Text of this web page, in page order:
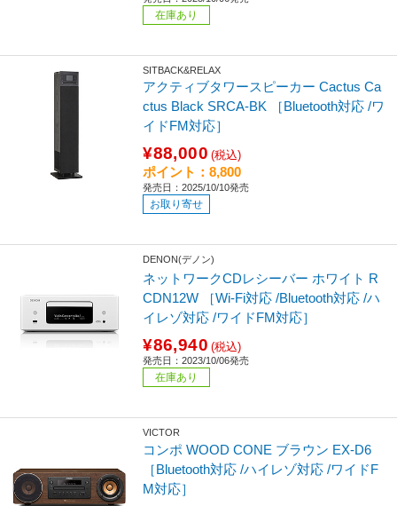
在庫あり
SITBACK&RELAX
アクティブタワースピーカー Cactus Ca
ctus Black SRCA-BK ［Bluetooth対応 /ワ
イドFM対応］
¥88,000 (税込)
ポイント：8,800
発売日：2025/10/10発売
お取り寄せ
DENON(デノン)
ネットワークCDレシーバー ホワイト R
CDN12W ［Wi-Fi対応 /Bluetooth対応 /ハ
イレゾ対応 /ワイドFM対応］
¥86,940 (税込)
発売日：2023/10/06発売
在庫あり
VICTOR
コンポ WOOD CONE ブラウン EX-D6
［Bluetooth対応 /ハイレゾ対応 /ワイドF
M対応］